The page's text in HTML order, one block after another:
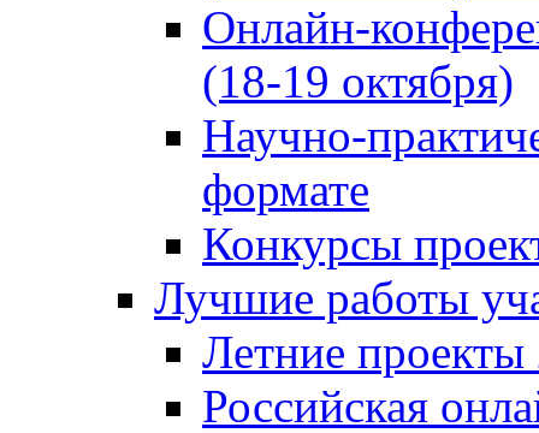
Онлайн-
(18-19 октября)
Научно-
формате
Конкурсы
Лучшие работы
Летние проекты
Российская